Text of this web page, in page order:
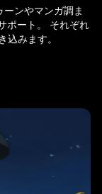
ンやマンガ調ま
ポート。 それぞれ
込みます。